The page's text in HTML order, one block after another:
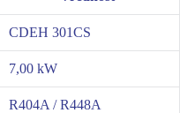
CDEH 301CS
7,00 kW
R404A / R448A